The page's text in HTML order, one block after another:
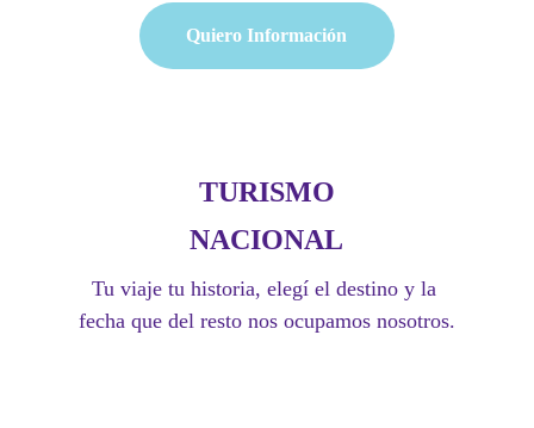
Quiero Información
TURISMO
NACIONAL
Tu viaje tu historia, elegí el destino y la
fecha que del resto nos ocupamos nosotros.